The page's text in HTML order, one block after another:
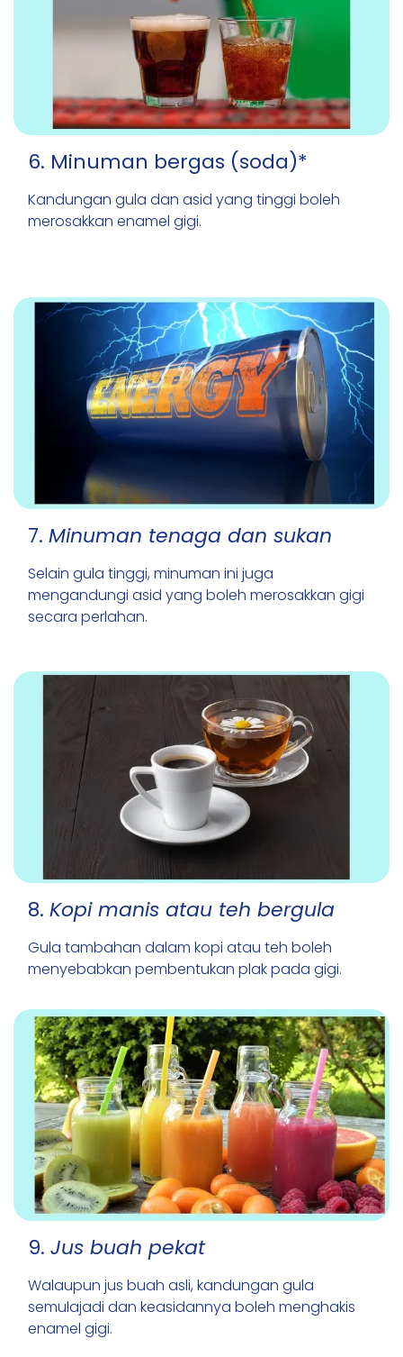
6. Minuman bergas (soda)*
Kandungan gula dan asid yang tinggi boleh
merosakkan enamel gigi.
7. Minuman tenaga dan sukan
Selain gula tinggi, minuman ini juga
mengandungi asid yang boleh merosakkan gigi
secara perlahan.
8. Kopi manis atau teh bergula
Gula tambahan dalam kopi atau teh boleh
menyebabkan pembentukan plak pada gigi.
9. Jus buah pekat
Walaupun jus buah asli, kandungan gula
semulajadi dan keasidannya boleh menghakis
enamel gigi.